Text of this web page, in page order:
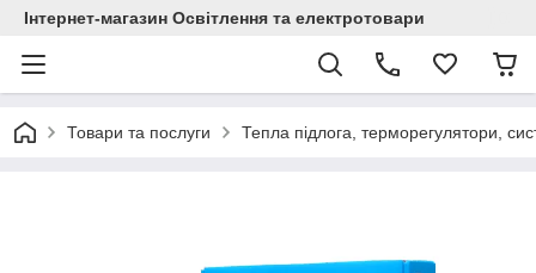
Інтернет-магазин Освітлення та електротовари
Товари та послуги Тепла підлога, терморегулятори,